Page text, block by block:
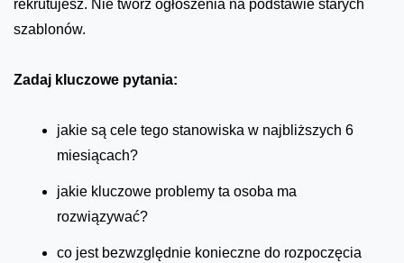
rekrutujesz. Nie twórz ogłoszenia na podstawie starych
szablonów.
Zadaj kluczowe pytania:
jakie są cele tego stanowiska w najbliższych 6
miesiącach?
jakie kluczowe problemy ta osoba ma
rozwiązywać?
co jest bezwzględnie konieczne do rozpoczęcia